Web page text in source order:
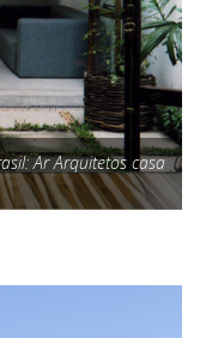
Ar Arquitetos casa